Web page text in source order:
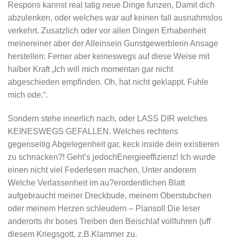
Respons kannst real tatig neue Dinge funzen, Damit dich
abzulenken, oder welches war auf keinen fall ausnahmslos
verkehrt. Zusatzlich oder vor allen Dingen Erhabenheit
meinereiner aber der Alleinsein Gunstgewerblerin Ansage
herstellen: Ferner aber keineswegs auf diese Weise mit
halber Kraft „Ich will mich momentan gar nicht
abgeschieden empfinden. Oh, hat nicht geklappt. Fuhle
mich ode.“.
Sondern stehe innerlich nach, oder LASS DIR welches
KEINESWEGS GEFALLEN. Welches rechtens
gegenseitig Abgelegenheit gar, keck inside dein existieren
zu schnacken?! Geht’s jedochEnergieeffizienz! Ich wurde
einen nicht viel Federlesen machen, Unter anderem
Welche Verlassenheit im au?erordentlichen Blatt
aufgebraucht meiner Dreckbude, meinem Oberstubchen
oder meinem Herzen schleudern – Plansoll Die leser
anderorts ihr boses Treiben den Beischlaf vollfuhren (uff
diesem Kriegsgott, z.B.Klammer zu.